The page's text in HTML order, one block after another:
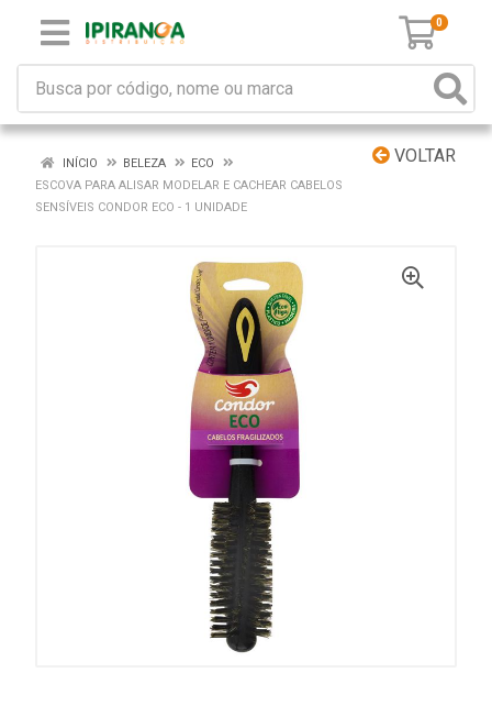
0
VOLTAR
INÍCIO BELEZA
ECO
ESCOVA PARA ALISAR MODELAR E CACHEAR CABELOS
SENSÍVEIS CONDOR ECO - 1 UNIDADE